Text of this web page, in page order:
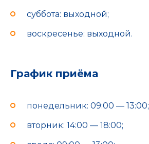
суббота: выходной;
воскресенье: выходной.
График приёма
понедельник: 09:00 — 13:00;
вторник: 14:00 — 18:00;